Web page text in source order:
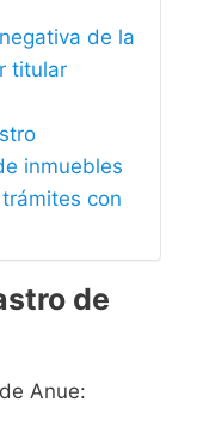
de la
titular
inmuebles
con
de
Anue: